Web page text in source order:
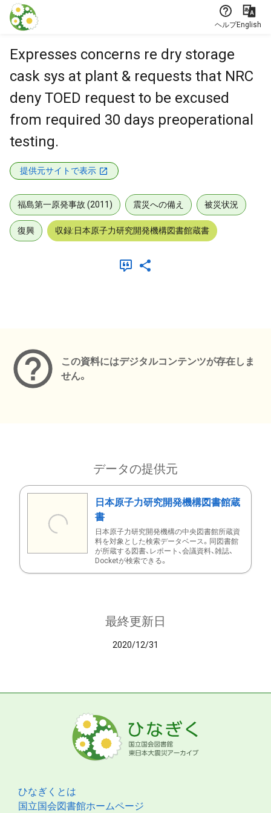
本文に飛ぶ
ヘルプEnglish
Expresses concerns re dry storage
cask sys at plant & requests that NRC
deny TOED request to be excused
from required 30 days preoperational
testing.
提供元サイトで表示
福島第一原発事故 (2011) 震災への備え 被災状況
復興 収録:日本原子力研究開発機構図書館蔵書
この資料にはデジタルコンテンツが存在しま
せん。
データの提供元
日本原子力研究開発機構図書館蔵
書
日本原子力研究開発機構の中央図書館所蔵資
料を対象とした検索データベース。同図書館
が所蔵する図書、レポート、会議資料、雑誌、
Docketが検索できる。
最終更新日
2020/12/31
ひなぎくとは
国立国会図書館ホームページ